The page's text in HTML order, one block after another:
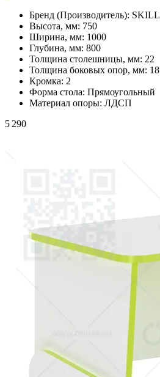
Бренд (Производитель): SKILL
Высота, мм: 750
Ширина, мм: 1000
Глубина, мм: 800
Толщина столешницы, мм: 22
Толщина боковых опор, мм: 18
Кромка: 2
Форма стола: Прямоугольный
Материал опоры: ЛДСП
5 290